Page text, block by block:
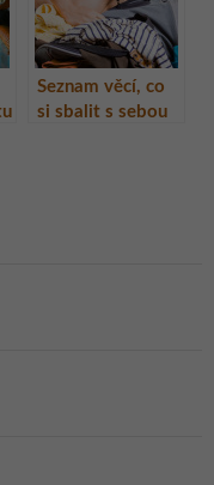
Seznam věcí, co
si sbalit s sebou